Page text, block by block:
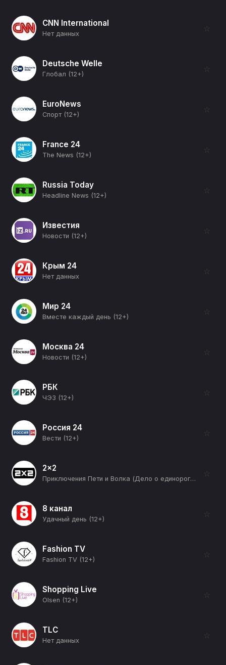
CNN International
Нет данных
☆
Deutsche Welle
Глобал (12+)
☆
EuroNews
Спорт (12+)
☆
France 24
The News (12+)
☆
Russia Today
Headline News (12+)
☆
Известия
Новости (12+)
☆
Крым 24
Нет данных
☆
Мир 24
Вместе каждый день (12+)
☆
Москва 24
Новости (12+)
☆
РБК
ЧЭЗ (12+)
☆
Россия 24
Вести (12+)
☆
2x2
Приключения Пети и Волка (Дело о единороге) (12+)
☆
8 канал
Удачный день (12+)
☆
Fashion TV
Fashion TV (12+)
☆
Shopping Live
Olsen (12+)
☆
TLC
Нет данных
☆